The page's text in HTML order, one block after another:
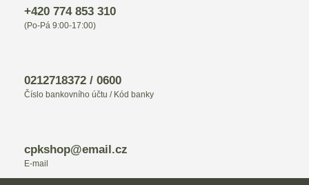
+420 774 853 310
(Po-Pá 9:00-17:00)
0212718372 / 0600
Číslo bankovního účtu / Kód banky
cpkshop@email.cz
E-mail